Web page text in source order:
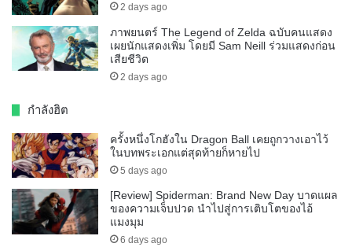
2 days ago
ภาพยนตร์ The Legend of Zelda ฉบับคนแสดง
เผยนักแสดงเพิ่ม โดยมี Sam Neill ร่วมแสดงก่อน
เสียชีวิต
2 days ago
กำลังฮิต
ครั้งหนึ่งโกฮังใน Dragon Ball เคยถูกวางเอาไว้
ในบทพระเอกแต่สุดท้ายก็หายไป
5 days ago
[Review] Spiderman: Brand New Day บาดแผล
ของความเจ็บปวด นำไปสู่การเติบโตของไอ้
แมงมุม
6 days ago